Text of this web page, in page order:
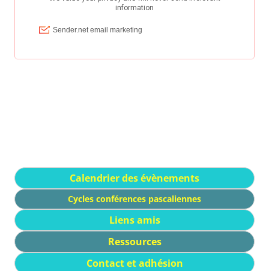
Calendrier des évènements
Cycles conférences pascaliennes
Liens amis
Ressources
Contact et adhésion